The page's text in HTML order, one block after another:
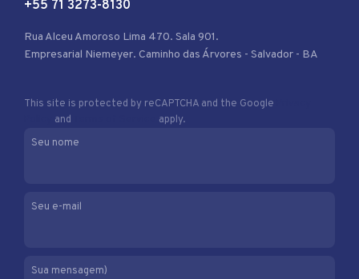
+55 71 3273-8130
Rua Alceu Amoroso Lima 470. Sala 901.
Empresarial Niemeyer. Caminho das Árvores - Salvador - BA
This site is protected by reCAPTCHA and the Google
and
apply.
Seu nome
Seu e-mail
Sua mensagem)